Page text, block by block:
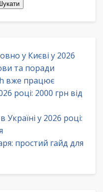
у Києві у 2026
та поради
вже працює
році: 2000 грн від
у 2026 році:
простий гайд для